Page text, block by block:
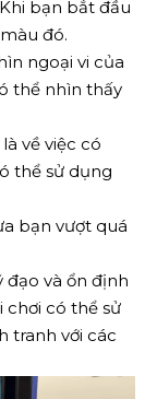
bạn bắt đầu
đó.
ngoại vi của
thể nhìn thấy
về việc có
thể sử dụng
bạn vượt quá
đạo và ổn định
chơi có thể sử
tranh với các